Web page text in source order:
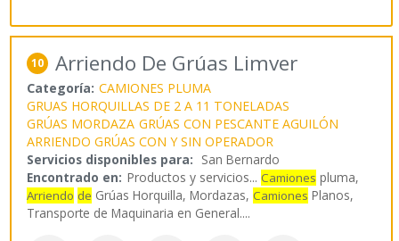
10 Arriendo De Grúas Limver
Categoría: CAMIONES PLUMA
GRUAS HORQUILLAS DE 2 A 11 TONELADAS
GRÚAS MORDAZA GRÚAS CON PESCANTE AGUILÓN
ARRIENDO GRÚAS CON Y SIN OPERADOR
Servicios disponibles para: San Bernardo
Encontrado en: Productos y servicios... Camiones pluma,
Arriendo de Grúas Horquilla, Mordazas, Camiones Planos,
Transporte de Maquinaria en General....